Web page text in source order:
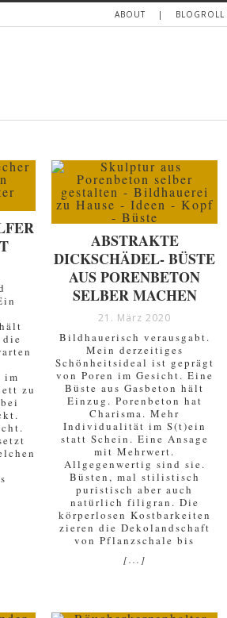
ABOUT BLOGROLL
die
im
zu
ABSTRAKTE
DICKSCHÄDEL- BÜSTE
AUS PORENBETON
SELBER MACHEN
21. März 2020
Bildhauerisch verausgabt.
Mein derzeitiges
Schönheitsideal ist geprägt
von Poren im Gesicht. Eine
Büste aus Gasbeton hält
Einzug. Porenbeton hat
Charisma. Mehr
Individualität im S(t)ein
statt Schein. Eine Ansage
mit Mehrwert.
Allgegenwertig sind sie.
Büsten, mal stilistisch
puristisch aber auch
natürlich filigran. Die
körperlosen Kostbarkeiten
zieren die Dekolandschaft
von Pflanzschale bis
[...]